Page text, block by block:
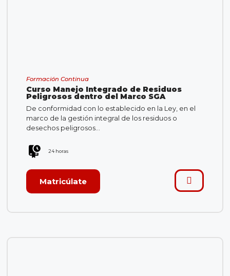
Formación Continua
Curso Manejo Integrado de Residuos
Peligrosos dentro del Marco SGA
De conformidad con lo establecido en la Ley, en el
marco de la gestión integral de los residuos o
desechos peligrosos…
24 horas
Matricúlate